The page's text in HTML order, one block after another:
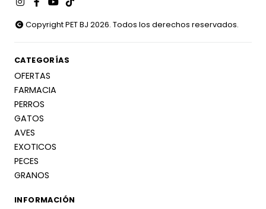
Copyright PET BJ 2026. Todos los derechos reservados.
CATEGORÍAS
OFERTAS
FARMACIA
PERROS
GATOS
AVES
EXOTICOS
PECES
GRANOS
INFORMACIÓN